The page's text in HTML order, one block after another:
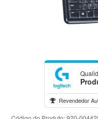
Revendedor